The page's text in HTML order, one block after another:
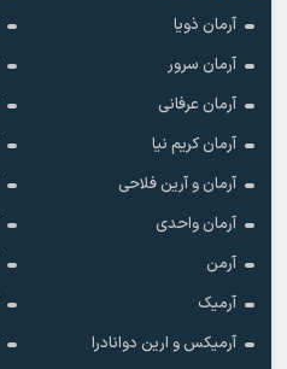
آرمان ذویا
آرمان سرور
آرمان عرفانی
آرمان کریم نیا
آرمان و آرین فلاحی
آرمان واحدی
آرمن
آرمیک
آرمیکس و ارین دوانادرا